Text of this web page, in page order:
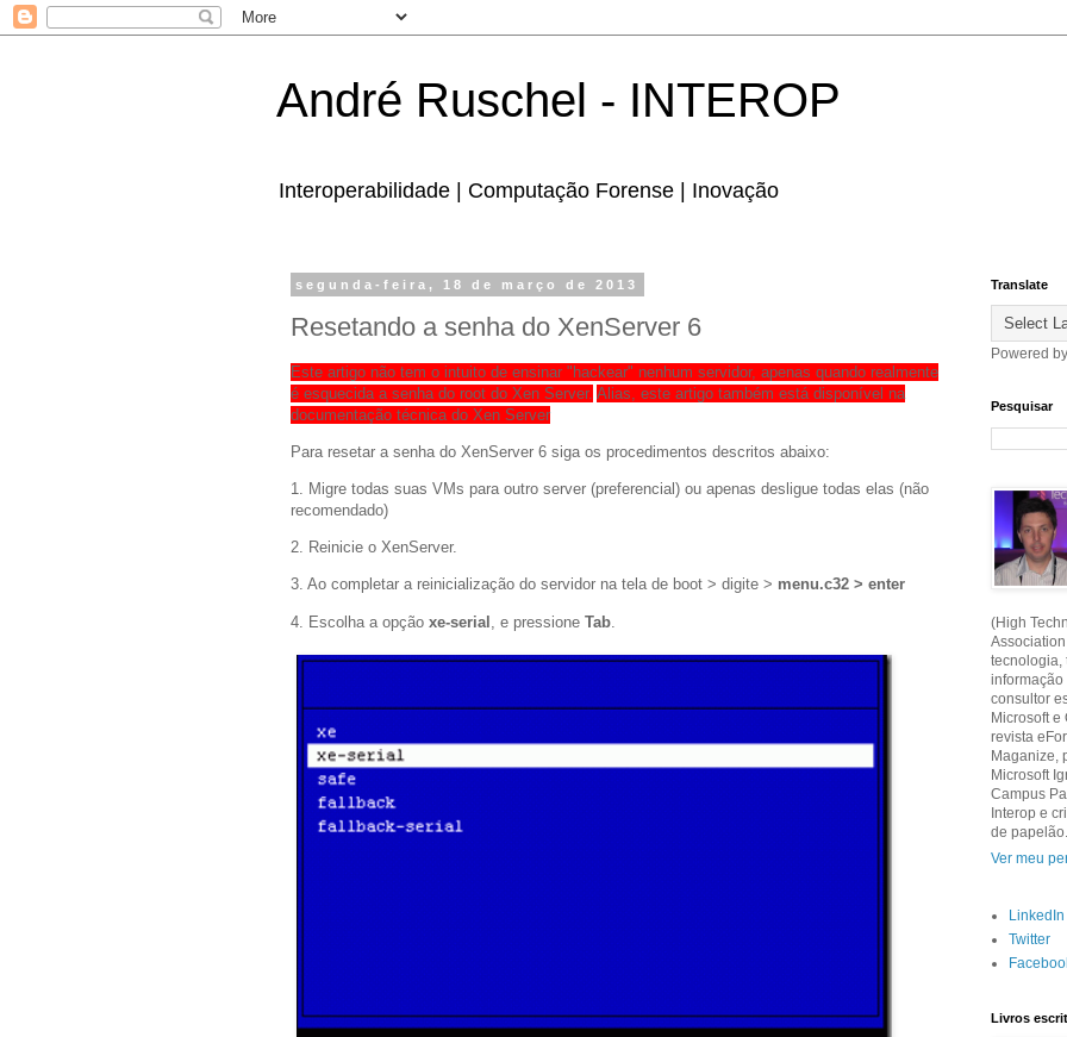
André Ruschel - INTEROP
Interoperabilidade | Computação Forense | Inovação
segunda-feira, 18 de março de 2013
Resetando a senha do XenServer 6
Este artigo não tem o intuito de ensinar "hackear" nenhum servidor, apenas quando realmente
é esquecida a senha do root do Xen Server. Alias, este artigo também está disponível na
documentação técnica do Xen Server
Para resetar a senha do XenServer 6 siga os procedimentos descritos abaixo:
1. Migre todas suas VMs para outro server (preferencial) ou apenas desligue todas elas (não
recomendado)
2. Reinicie o XenServer.
3. Ao completar a reinicialização do servidor na tela de boot > digite > menu.c32 > enter
4. Escolha a opção xe-serial , e pressione Tab
Translate
Powered
Pesquisar
(High
tecnologia,
informação
consultor
Microsoft e
revista
Maganize,
Microsoft
Campus
Interop e
de papelão.
Ver meu
LinkedIn
Twitter
Livros